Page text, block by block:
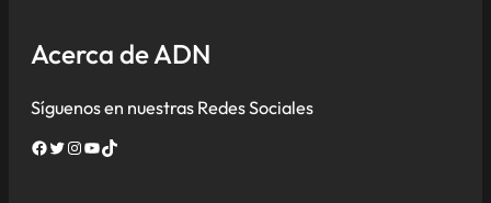
Acerca de ADN
Síguenos en nuestras Redes Sociales
Facebook
Twitter
Instagram
YouTube
TikTok